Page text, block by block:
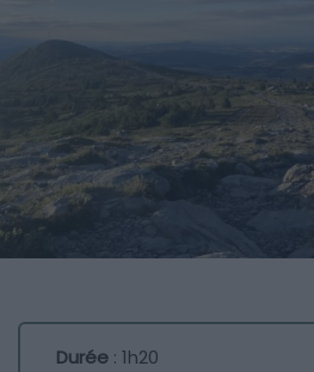
Durée : 1h20